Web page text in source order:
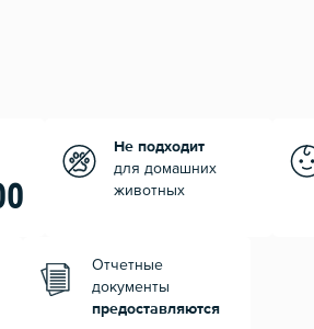
Не подходит
для домашних
животных
Отчетные
документы
предоставляются